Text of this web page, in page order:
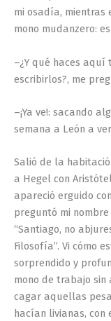
mi osadía, mientras
mono mudanzero:
–¿Y qué haces
escribirlos?, me
–¡Ya ve!: sacando
semana a León a
Salió de la
a Hegel con
apareció erguido
preguntó mi
“Santiago, no
Filosofía”. Vi cómo
sorprendido y
mono de trabajo
cagar aquellas
hacían livianas, con